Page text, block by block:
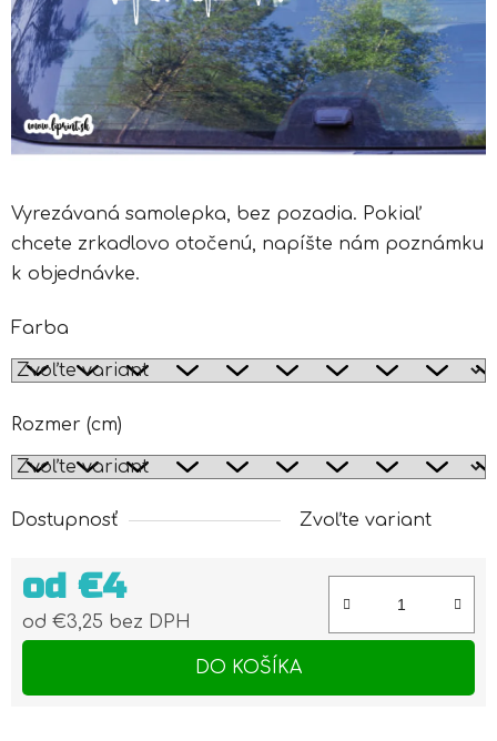
Vyrezávaná samolepka, bez pozadia. Pokiaľ
chcete zrkadlovo otočenú, napíšte nám poznámku
k objednávke.
Farba
Rozmer (cm)
Dostupnosť Zvoľte variant
od €4
od €3,25 bez DPH
DO KOŠÍKA